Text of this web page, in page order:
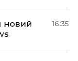
новий
16:35